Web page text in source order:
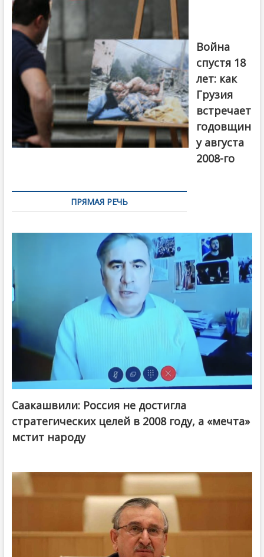
года. Фото:
Первый канал
Война
спустя 18
лет: как
Грузия
встречает
годовщин
у августа
2008-го
ПРЯМАЯ РЕЧЬ
Саакашвили: Россия не достигла
стратегических целей в 2008 году, а «мечта»
мстит народу